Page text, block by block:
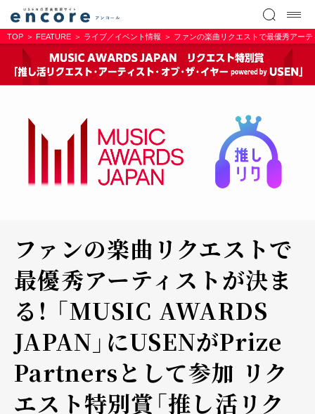
TOP FEATURE ライブ／イベント情報 ファンの楽曲リクエストで最優秀アー
ファンの楽曲リクエストで
最優秀アーティストが決ま
る！ 「MUSIC AWARDS
JAPAN」にUSENがPrize
Partnersとして参加 リク
エスト特別賞「推し活リク